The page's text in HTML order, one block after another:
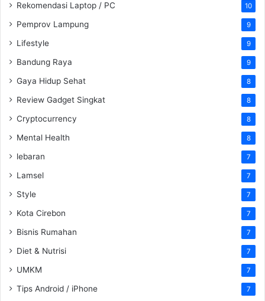
Rekomendasi Laptop / PC 10
Pemprov Lampung 9
Lifestyle 9
Bandung Raya 9
Gaya Hidup Sehat 8
Review Gadget Singkat 8
Cryptocurrency 8
Mental Health 8
lebaran 7
Lamsel 7
Style 7
Kota Cirebon 7
Bisnis Rumahan 7
Diet & Nutrisi 7
UMKM 7
Tips Android / iPhone 7